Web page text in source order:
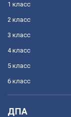
1 класс
2 класс
3 класс
4 класс
5 класс
6 класс
ДПА